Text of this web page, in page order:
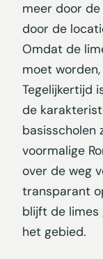
meer door
door de
Omdat de
moet
Tegelijkertijd
de
basisscholen
voormalige
over de weg
transparant
blijft de limes
het gebied.